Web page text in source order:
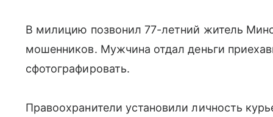
В милицию позвонил 77-летний житель
мошенников. Мужчина отдал деньги
сфотографировать.
Правоохранители установили личность